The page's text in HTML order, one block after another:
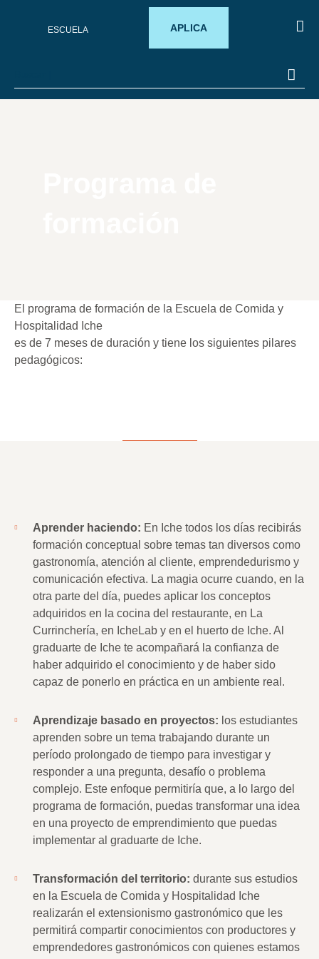
ESCUELA APLICA
El programa de formación de la Escuela de Comida y
Hospitalidad Iche
es de 7 meses de duración y tiene los siguientes pilares
pedagógicos:
Aprender haciendo: En Iche todos los días recibirás
formación conceptual sobre temas tan diversos como
gastronomía, atención al cliente, emprendedurismo y
comunicación efectiva. La magia ocurre cuando, en la
otra parte del día, puedes aplicar los conceptos
adquiridos en la cocina del restaurante, en La
Currinchería, en IcheLab y en el huerto de Iche. Al
graduarte de Iche te acompañará la confianza de
haber adquirido el conocimiento y de haber sido
capaz de ponerlo en práctica en un ambiente real.
Aprendizaje basado en proyectos: los estudiantes
aprenden sobre un tema trabajando durante un
período prolongado de tiempo para investigar y
responder a una pregunta, desafío o problema
complejo. Este enfoque permitiría que, a lo largo del
programa de formación, puedas transformar una idea
en una proyecto de emprendimiento que puedas
implementar al graduarte de Iche.
Transformación del territorio: durante sus estudios
en la Escuela de Comida y Hospitalidad Iche
realizarán el extensionismo gastronómico que les
permitirá compartir conocimientos con productores y
emprendedores gastronómicos con quienes estamos